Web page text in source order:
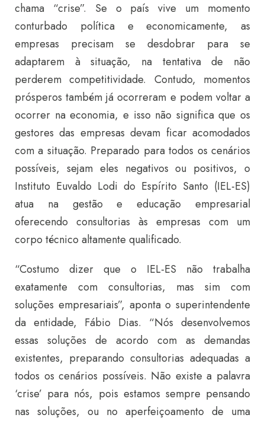
chama “crise”. Se o país vive um momento
conturbado política e economicamente, as
empresas precisam se desdobrar para se
adaptarem à situação, na tentativa de não
perderem competitividade. Contudo, momentos
prósperos também já ocorreram e podem voltar a
ocorrer na economia, e isso não significa que os
gestores das empresas devam ficar acomodados
com a situação. Preparado para todos os cenários
possíveis, sejam eles negativos ou positivos, o
Instituto Euvaldo Lodi do Espírito Santo (IEL-ES)
atua na gestão e educação empresarial
oferecendo consultorias às empresas com um
corpo técnico altamente qualificado.
“Costumo dizer que o IEL-ES não trabalha
exatamente com consultorias, mas sim com
soluções empresariais”, aponta o superintendente
da entidade, Fábio Dias. “Nós desenvolvemos
essas soluções de acordo com as demandas
existentes, preparando consultorias adequadas a
todos os cenários possíveis. Não existe a palavra
‘crise’ para nós, pois estamos sempre pensando
nas soluções, ou no aperfeiçoamento de uma